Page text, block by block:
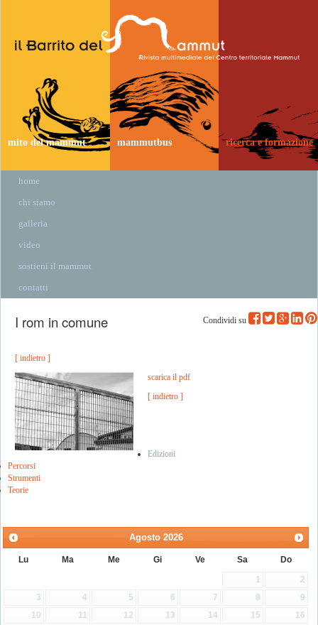
mito del mammut mammutbus ricerca e formazione
home
chi siamo
galleria
video
sostieni il mammut
contatti
Condividi su
I rom in comune
[ indietro ]
scarica il pdf
[ indietro ]
Edizioni
Percorsi
Strumenti
Teorie
Agosto 2026
Lu Ma Me Gi Ve Sa Do
1
2
3
4 5 6 7 8
9
10
11 12 13 14 15
16